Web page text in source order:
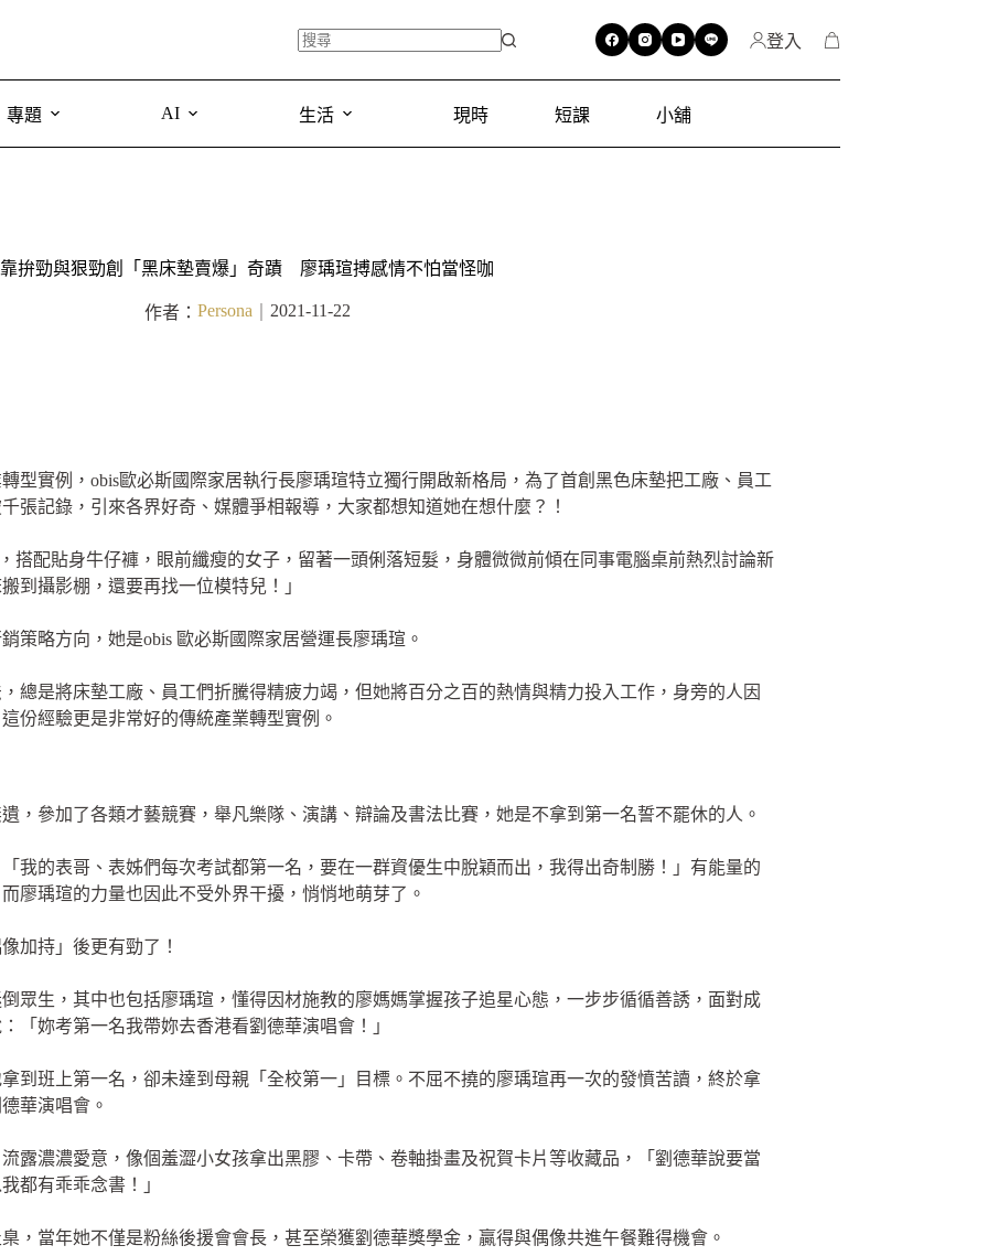
登入
專題 AI 生活 現時 短課 小舖
靠拚勁與狠勁創「黑床墊賣爆」奇蹟 廖瑀瑄搏感情不怕當怪咖
作者： Persona｜ 2021-11-22
型實例，obis歐必斯國際家居執行長廖瑀瑄特立獨行開啟新格局，為了首創黑色床墊把工廠、員工
張記錄，引來各界好奇、媒體爭相報導，大家都想知道她在想什麼？！
搭配貼身牛仔褲，眼前纖瘦的女子，留著一頭俐落短髮，身體微微前傾在同事電腦桌前熱烈討論新
到攝影棚，還要再找一位模特兒！」
策略方向，她是obis 歐必斯國際家居營運長廖瑀瑄。
總是將床墊工廠、員工們折騰得精疲力竭，但她將百分之百的熱情與精力投入工作，身旁的人因
份經驗更是非常好的傳統產業轉型實例。
，參加了各類才藝競賽，舉凡樂隊、演講、辯論及書法比賽，她是不拿到第一名誓不罷休的人。
我的表哥、表姊們每次考試都第一名，要在一群資優生中脫穎而出，我得出奇制勝！」有能量的
廖瑀瑄的力量也因此不受外界干擾，悄悄地萌芽了。
加持」後更有勁了！
眾生，其中也包括廖瑀瑄，懂得因材施教的廖媽媽掌握孩子追星心態，一步步循循善誘，面對成
「妳考第一名我帶妳去香港看劉德華演唱會！」
到班上第一名，卻未達到母親「全校第一」目標。不屈不撓的廖瑀瑄再一次的發憤苦讀，終於拿
華演唱會。
露濃濃愛意，像個羞澀小女孩拿出黑膠、卡帶、卷軸掛畫及祝賀卡片等收藏品，「劉德華說要當
都有乖乖念書！」
，當年她不僅是粉絲後援會會長，甚至榮獲劉德華獎學金，贏得與偶像共進午餐難得機會。